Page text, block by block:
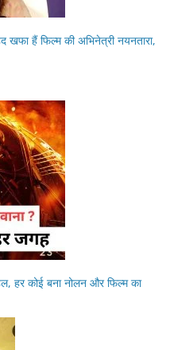
हैं फिल्म की अभिनेत्री नयनतारा,
हर कोई बना नोलन और फिल्म का